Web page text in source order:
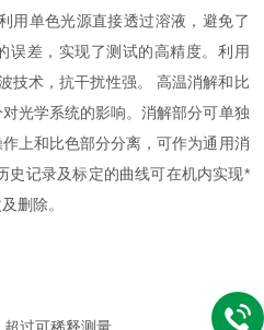
用单色光源直接透过溶液，避免了
误差，实现了测试的高精度。利用
技术，抗干扰性强。 高温消解和比
光学系统的影响。消解部分可单独
上和比色部分分离，可作为通用消
史记录及标定的曲线可在机内实现*
删除。